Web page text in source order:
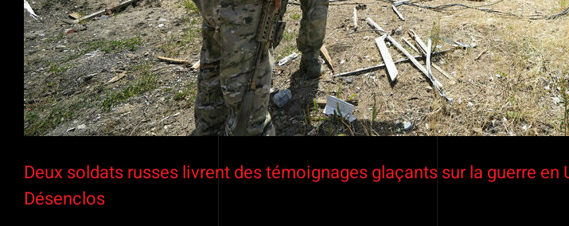
Deux soldats russes livrent des témoignages glaçants sur la guerre
Désenclos